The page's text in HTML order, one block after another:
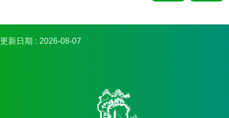
更新日期 2026-08-07